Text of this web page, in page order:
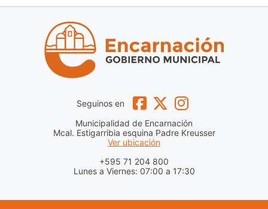
Seguinos en
Municipalidad de Encarnación
Mcal. Estigarribia esquina Padre Kreusser
Ver ubicación
+595 71 204 800
Lunes a Viernes: 07:00 a 17:30